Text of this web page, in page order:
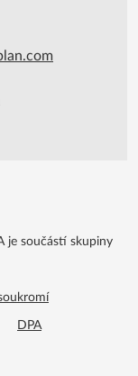
je součástí skupiny
DPA